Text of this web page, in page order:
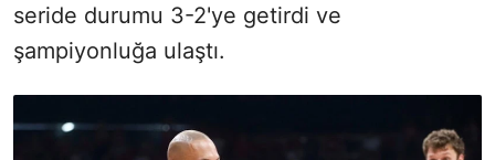
seride durumu 3-2'ye getirdi ve
şampiyonluğa ulaştı.